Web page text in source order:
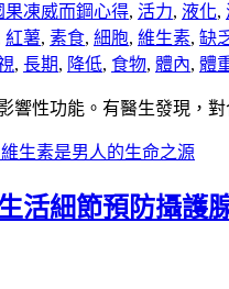
果凍威而鋼心得, 活力, 液化,
紅薯, 素食, 細胞, 維生素, 缺
, 長期, 降低, 食物, 體內, 體
響性功能。有醫生發現，
維生素是男人的生命之源
活細節預防攝護